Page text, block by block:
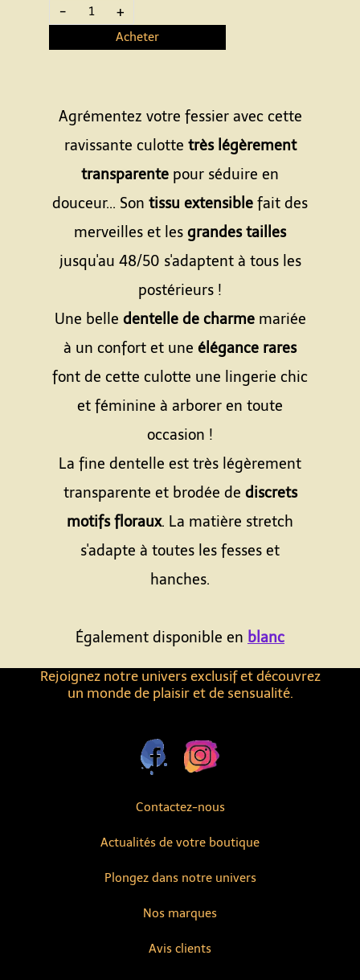
Contactez-nous
Actualités de votre boutique
Avis clients
Nos marques
Rejoignez notre univers exclusif et découvrez
un monde de plaisir et de sensualité.
Plongez dans notre univers
- +
Acheter
Agrémentez votre fessier avec cette
ravissante culotte très légèrement
transparente pour séduire en
douceur... Son tissu extensible fait des
merveilles et les grandes tailles
jusqu'au 48/50 s'adaptent à tous les
postérieurs !
Une belle dentelle de charmemariée
à un confort et une élégance rares
font de cette culotte une lingerie chic
et féminine à arborer en toute
occasion !
La fine dentelle est très légèrement
transparente et brodée de discrets
motifs floraux. La matière stretch
s'adapte à toutes les fesses et
hanches.
Également disponible en blanc